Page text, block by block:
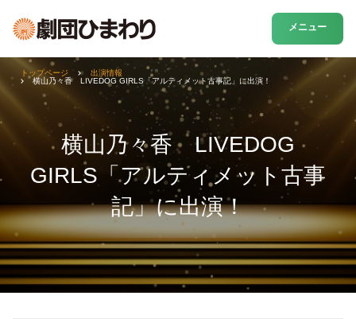
メニュー
横山乃々香 LIVEDOG
GIRLS「アルティメット古事
記」に出演！
トップページ
出演情報
横山乃々香 LIVEDOG GIRLS「アルティメット古事記」に出演！